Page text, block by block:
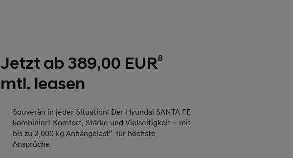
Jetzt ab 389,00 EUR8
mtl. leasen
Souverän in jeder Situation: Der Hyundai SANTA FE
kombiniert Komfort, Stärke und Vielseitigkeit – mit
bis zu 2.000 kg Anhängelast9
für höchste
Ansprüche.